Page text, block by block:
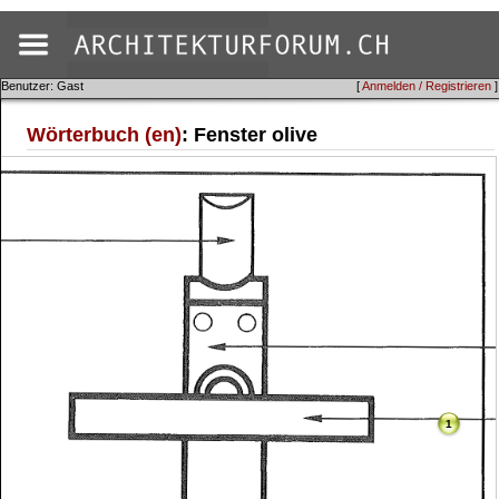
[Anmelden / Registrieren ]
Benutzer: Gast
Wörterbuch (en): Fenster olive
1